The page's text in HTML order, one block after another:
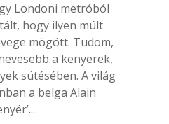
Londoni metróból
hogy ilyen múlt
mögött. Tudom,
a kenyerek,
sütésében. A világ
a belga Alain